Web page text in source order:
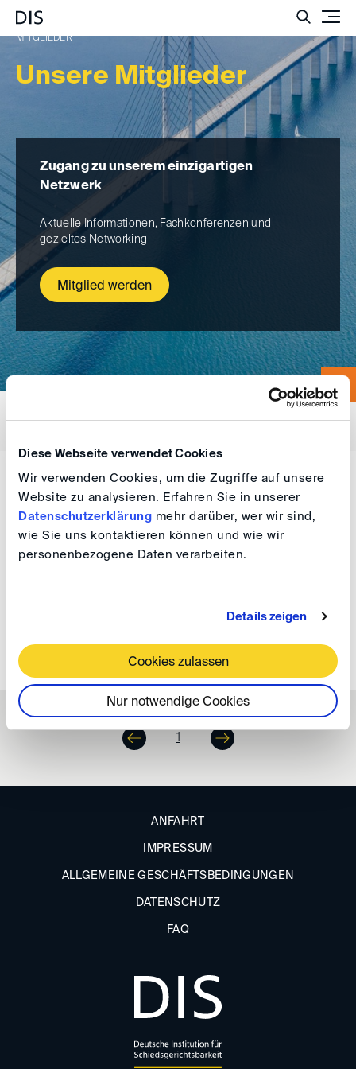
Diese Webseite verwendet Cookies
Wir verwenden Cookies, um die Zugriffe auf unsere
Website zu analysieren. Erfahren Sie in unserer
Datenschutzerklärung mehr darüber, wer wir sind,
wie Sie uns kontaktieren können und wie wir
personenbezogene Daten verarbeiten.
Details zeigen
Cookies zulassen
Nur notwendige Cookies
Unsere Mitglieder
MITGLIEDER
Zugang zu unserem einzigartigen
Netzwerk
Aktuelle Informationen, Fachkonferenzen und
gezieltes Networking
Mitglied werden
FILTER
Hürlimann, Roland
RA Dr. LL.M.
1
ANFAHRT
IMPRESSUM
ALLGEMEINE GESCHÄFTSBEDINGUNGEN
DATENSCHUTZ
FAQ